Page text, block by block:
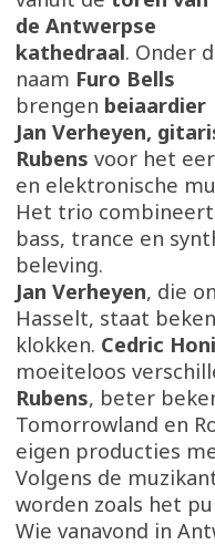
de Antwerpse
kathedraal. Onder
naam Furo Bells
brengen beiaardier
Jan Verheyen,
Rubens voor het
en elektronische
Het trio
bass, trance en
beleving.
Jan Verheyen, die
Hasselt, staat
klokken. Cedric
moeiteloos
Rubens, beter
Tomorrowland en
eigen producties
Volgens de
worden zoals het
Wie vanavond in